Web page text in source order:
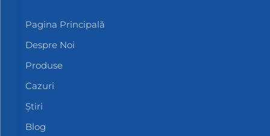
Pagina Principală
Despre Noi
Produse
Cazuri
Știri
Blog